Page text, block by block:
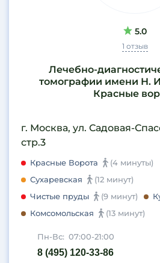
5.0
1 отзыв
Лечебно-
томографии имени Н.
Красные
г. Москва, ул. Садовая-
стр.3
Красные Ворота
(4 минуты)
Сухаревская
(12 минут)
Чистые пруды
(9 минут)
Комсомольская
(13 минут)
Пн-Вс: 07:00-21:00
8 (495) 120-33-86